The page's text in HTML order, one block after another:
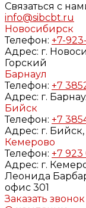
Связаться с
info@sibcbt.ru
Новосибирск
Телефон: +7-
Адрес: г.
Горский
Барнаул
Телефон: +7
Адрес: г.
Бийск
Телефон: +7
Адрес: г. Бийск,
Кемерово
Телефон: +7 923
Адрес: г.
Леонида
офис 301
Заказать звонок